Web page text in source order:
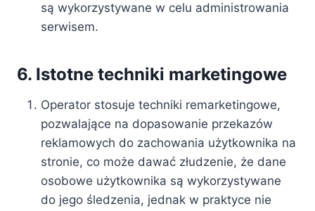
są wykorzystywane w celu administrowania
serwisem.
6. Istotne techniki marketingowe
Operator stosuje techniki remarketingowe,
pozwalające na dopasowanie przekazów
reklamowych do zachowania użytkownika na
stronie, co może dawać złudzenie, że dane
osobowe użytkownika są wykorzystywane
do jego śledzenia, jednak w praktyce nie